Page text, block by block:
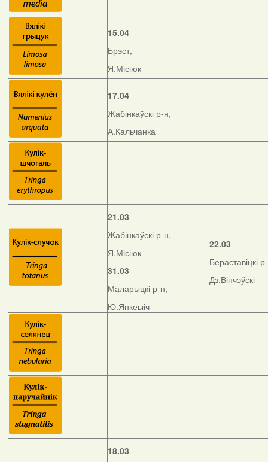
15.04
Брэст,
Я.Місіюк
17.04
Жабінкаўскі р-н,
А.Кальчанка
21.03
Жабінкаўскі р-н,
Я.Місіюк
31.03
Маларыцкі р-н,
Ю.Янкеыіч
22.03
Бераставіцкі
Дз.Вінчэўскі
18.03